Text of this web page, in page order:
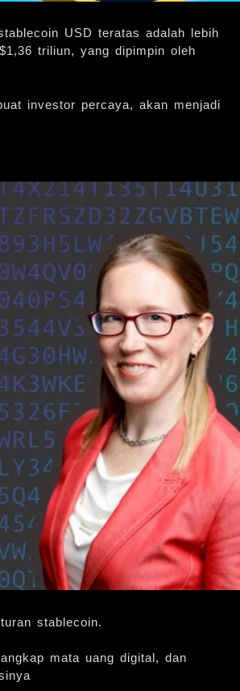
USD teratas adalah lebih
triliun, yang dipimpin oleh
investor percaya, akan menjadi
stablecoin.
mata uang digital, dan